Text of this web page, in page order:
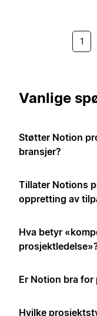
1
Vanlige
Støtter Notion
bransjer?
Tillater Notions
oppretting av
Hva betyr
Er Notion bra
Hvilke